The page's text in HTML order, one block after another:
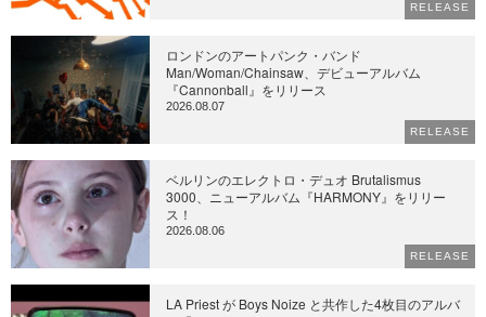
RELEASE
ロンドンのアートパンク・バンド
Man/Woman/Chainsaw、デビューアルバム
『Cannonball』をリリース
2026.08.07
RELEASE
ベルリンのエレクトロ・デュオ Brutalismus
3000、ニューアルバム『HARMONY』をリリー
ス！
2026.08.06
RELEASE
LA Priest が Boys Noize と共作した4枚目のアルバ